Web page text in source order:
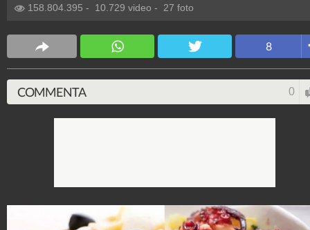
158.804.395 - 10.729 video - 27 foto
8
COMMENTA 0